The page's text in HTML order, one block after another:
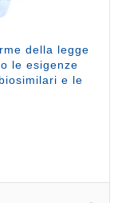
della legge
le esigenze
e le